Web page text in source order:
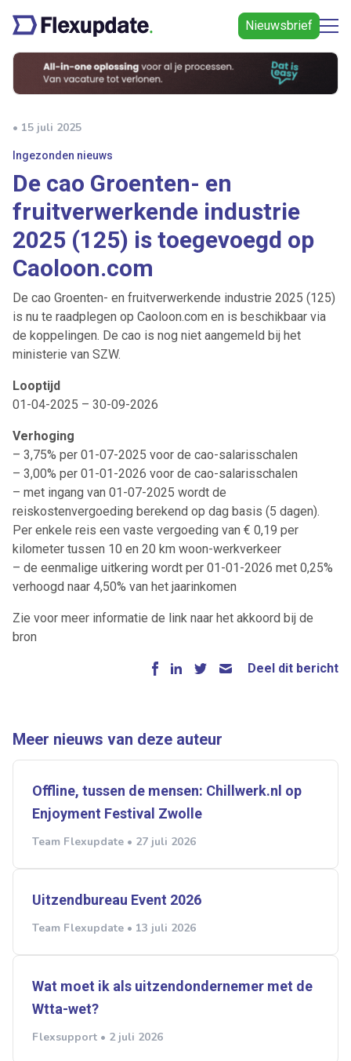
Nieuwsbrief
• 15 juli 2025
Ingezonden nieuws
De cao Groenten- en
fruitverwerkende industrie
2025 (125) is toegevoegd op
Caoloon.com
De cao Groenten- en fruitverwerkende industrie 2025 (125)
is nu te raadplegen op Caoloon.com en is beschikbaar via
de koppelingen. De cao is nog niet aangemeld bij het
ministerie van SZW.
Looptijd
01-04-2025 – 30-09-2026
Verhoging
– 3,75% per 01-07-2025 voor de cao-salarisschalen
– 3,00% per 01-01-2026 voor de cao-salarisschalen
– met ingang van 01-07-2025 wordt de
reiskostenvergoeding berekend op dag basis (5 dagen).
Per enkele reis een vaste vergoeding van € 0,19 per
kilometer tussen 10 en 20 km woon-werkverkeer
– de eenmalige uitkering wordt per 01-01-2026 met 0,25%
verhoogd naar 4,50% van het jaarinkomen
Zie voor meer informatie de link naar het akkoord bij de
bron
Deel dit bericht
Meer nieuws van deze auteur
Offline, tussen de mensen: Chillwerk.nl op
Enjoyment Festival Zwolle
Team Flexupdate • 27 juli 2026
Uitzendbureau Event 2026
Team Flexupdate • 13 juli 2026
Wat moet ik als uitzendondernemer met de
Wtta-wet?
Flexsupport • 2 juli 2026